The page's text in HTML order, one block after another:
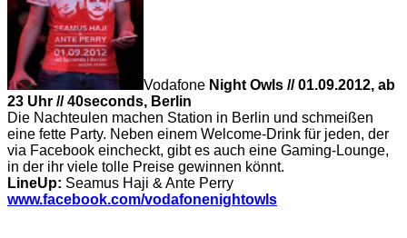
Vodafone Night Owls // 01.09.2012, ab
23 Uhr // 40seconds, Berlin
Die Nachteulen machen Station in Berlin und schmeißen
eine fette Party. Neben einem Welcome-Drink für jeden, der
via Facebook eincheckt, gibt es auch eine Gaming-Lounge,
in der ihr viele tolle Preise gewinnen könnt.
LineUp: Seamus Haji & Ante Perry
www.facebook.com/vodafonenightowls